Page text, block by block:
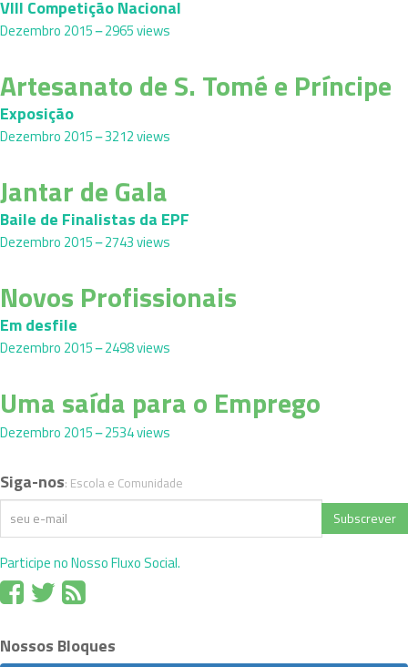
VIII Competição Nacional
Dezembro 20152965 views
Artesanato de S. Tomé e Príncipe
Exposição
Dezembro 20153212 views
Jantar de Gala
Baile de Finalistas da EPF
Dezembro 20152743 views
Novos Profissionais
Em desfile
Dezembro 20152498 views
Uma saída para o Emprego
Dezembro 20152534 views
Siga-nos: Escola e Comunidade
Subscrever
Participe no Nosso Fluxo Social.
Nossos Bloques